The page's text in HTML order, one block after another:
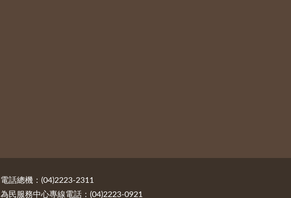
電話總機：(04)2223-2311
為民服務中心專線電話：(04)2223-0921